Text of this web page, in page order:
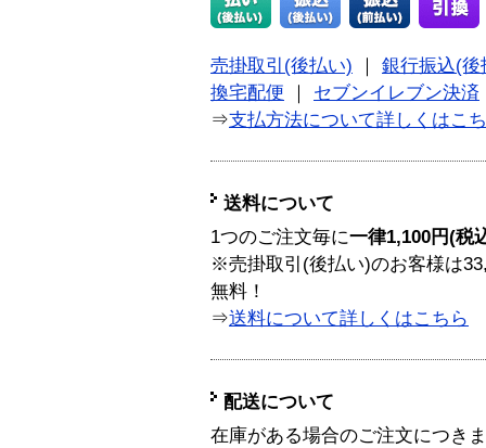
売掛取引(後払い)
銀行振込(後
換宅配便
セブンイレブン決済
⇒支払方法について詳しくはこ
送料について
1つのご注文毎に一律1,100円(税
※売掛取引(後払い)のお客様は
無料！
⇒送料について詳しくはこちら
配送について
在庫がある場合のご注文につき